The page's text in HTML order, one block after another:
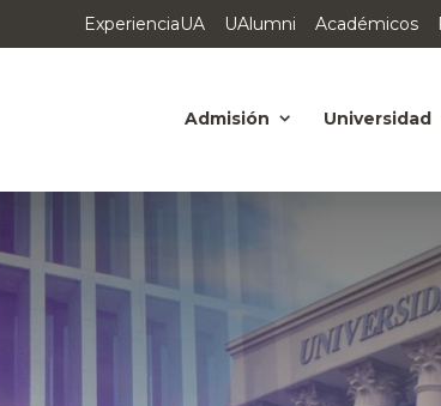
ExperienciaUA UAlumni Académicos
Admisión Universidad